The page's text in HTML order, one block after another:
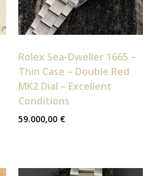
Rolex Sea-Dweller 1665 –
Thin Case – Double Red
MK2 Dial – Excellent
Conditions
59.000,00 €